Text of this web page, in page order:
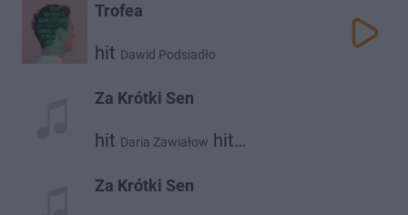
Trofea
hit Dawid Podsiadło
Za Krótki Sen
hit Daria Zawiałow hit
Za Krótki Sen